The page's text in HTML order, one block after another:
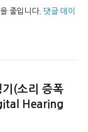
줄입니다. 댓글 데이
기(소리 증폭
Hearing